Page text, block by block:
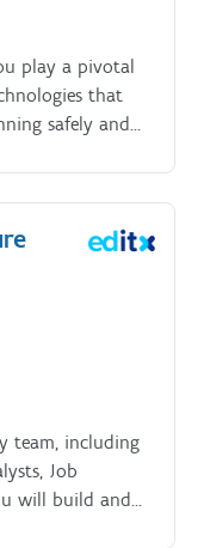
play a pivotal
that
safely and
risks,
our sites are
team, including
Job
will build and